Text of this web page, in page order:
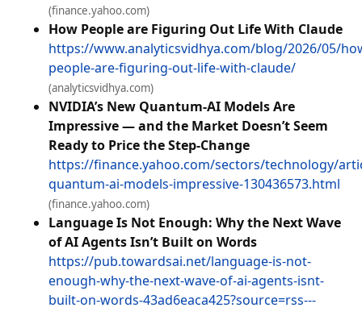
(finance.yahoo.com)
How People are Figuring Out Life With Claude
https://www.analyticsvidhya.com/blog/2026/05/
people-are-figuring-out-life-with-claude/
(analyticsvidhya.com)
NVIDIA’s New Quantum‑AI Models Are
Impressive — and the Market Doesn’t Seem
Ready to Price the Step‑Change
https://finance.yahoo.com/sectors/technology/
quantum-ai-models-impressive-130436573.html
(finance.yahoo.com)
Language Is Not Enough: Why the Next Wave
of AI Agents Isn’t Built on Words
https://pub.towardsai.net/language-is-not-
enough-why-the-next-wave-of-ai-agents-isnt-
built-on-words-43ad6eaca425?source=rss---